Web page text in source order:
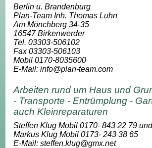
Berlin u. Brandenburg
Plan-Team Inh. Thomas Luhn
Am Mönchberg 34-35
16547 Birkenwerder
Tel. 03303-506102
Fax 03303-506103
Mobil 0170-8035600
E-Mail: info@plan-team.com
Arbeiten rund um Haus und
- Transporte - Entrümplung -
auch Kleinreparaturen
Steffen Klug Mobil 0170- 843 22 79
Markus Klug Mobil 0173- 243 38 65
E-Mail: steffen.klug@gmx.net